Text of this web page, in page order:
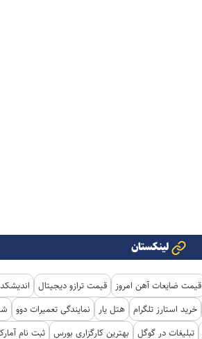
لینکستان
قیمت ضایعات آهن امروز قیمت ترازو دیجیتال
خرید استارز تلگرام هتل یار نمایندگی تعمیرات دوو
تبلیغات در گوگل بهترین کارگزاری بورس ثبت نام